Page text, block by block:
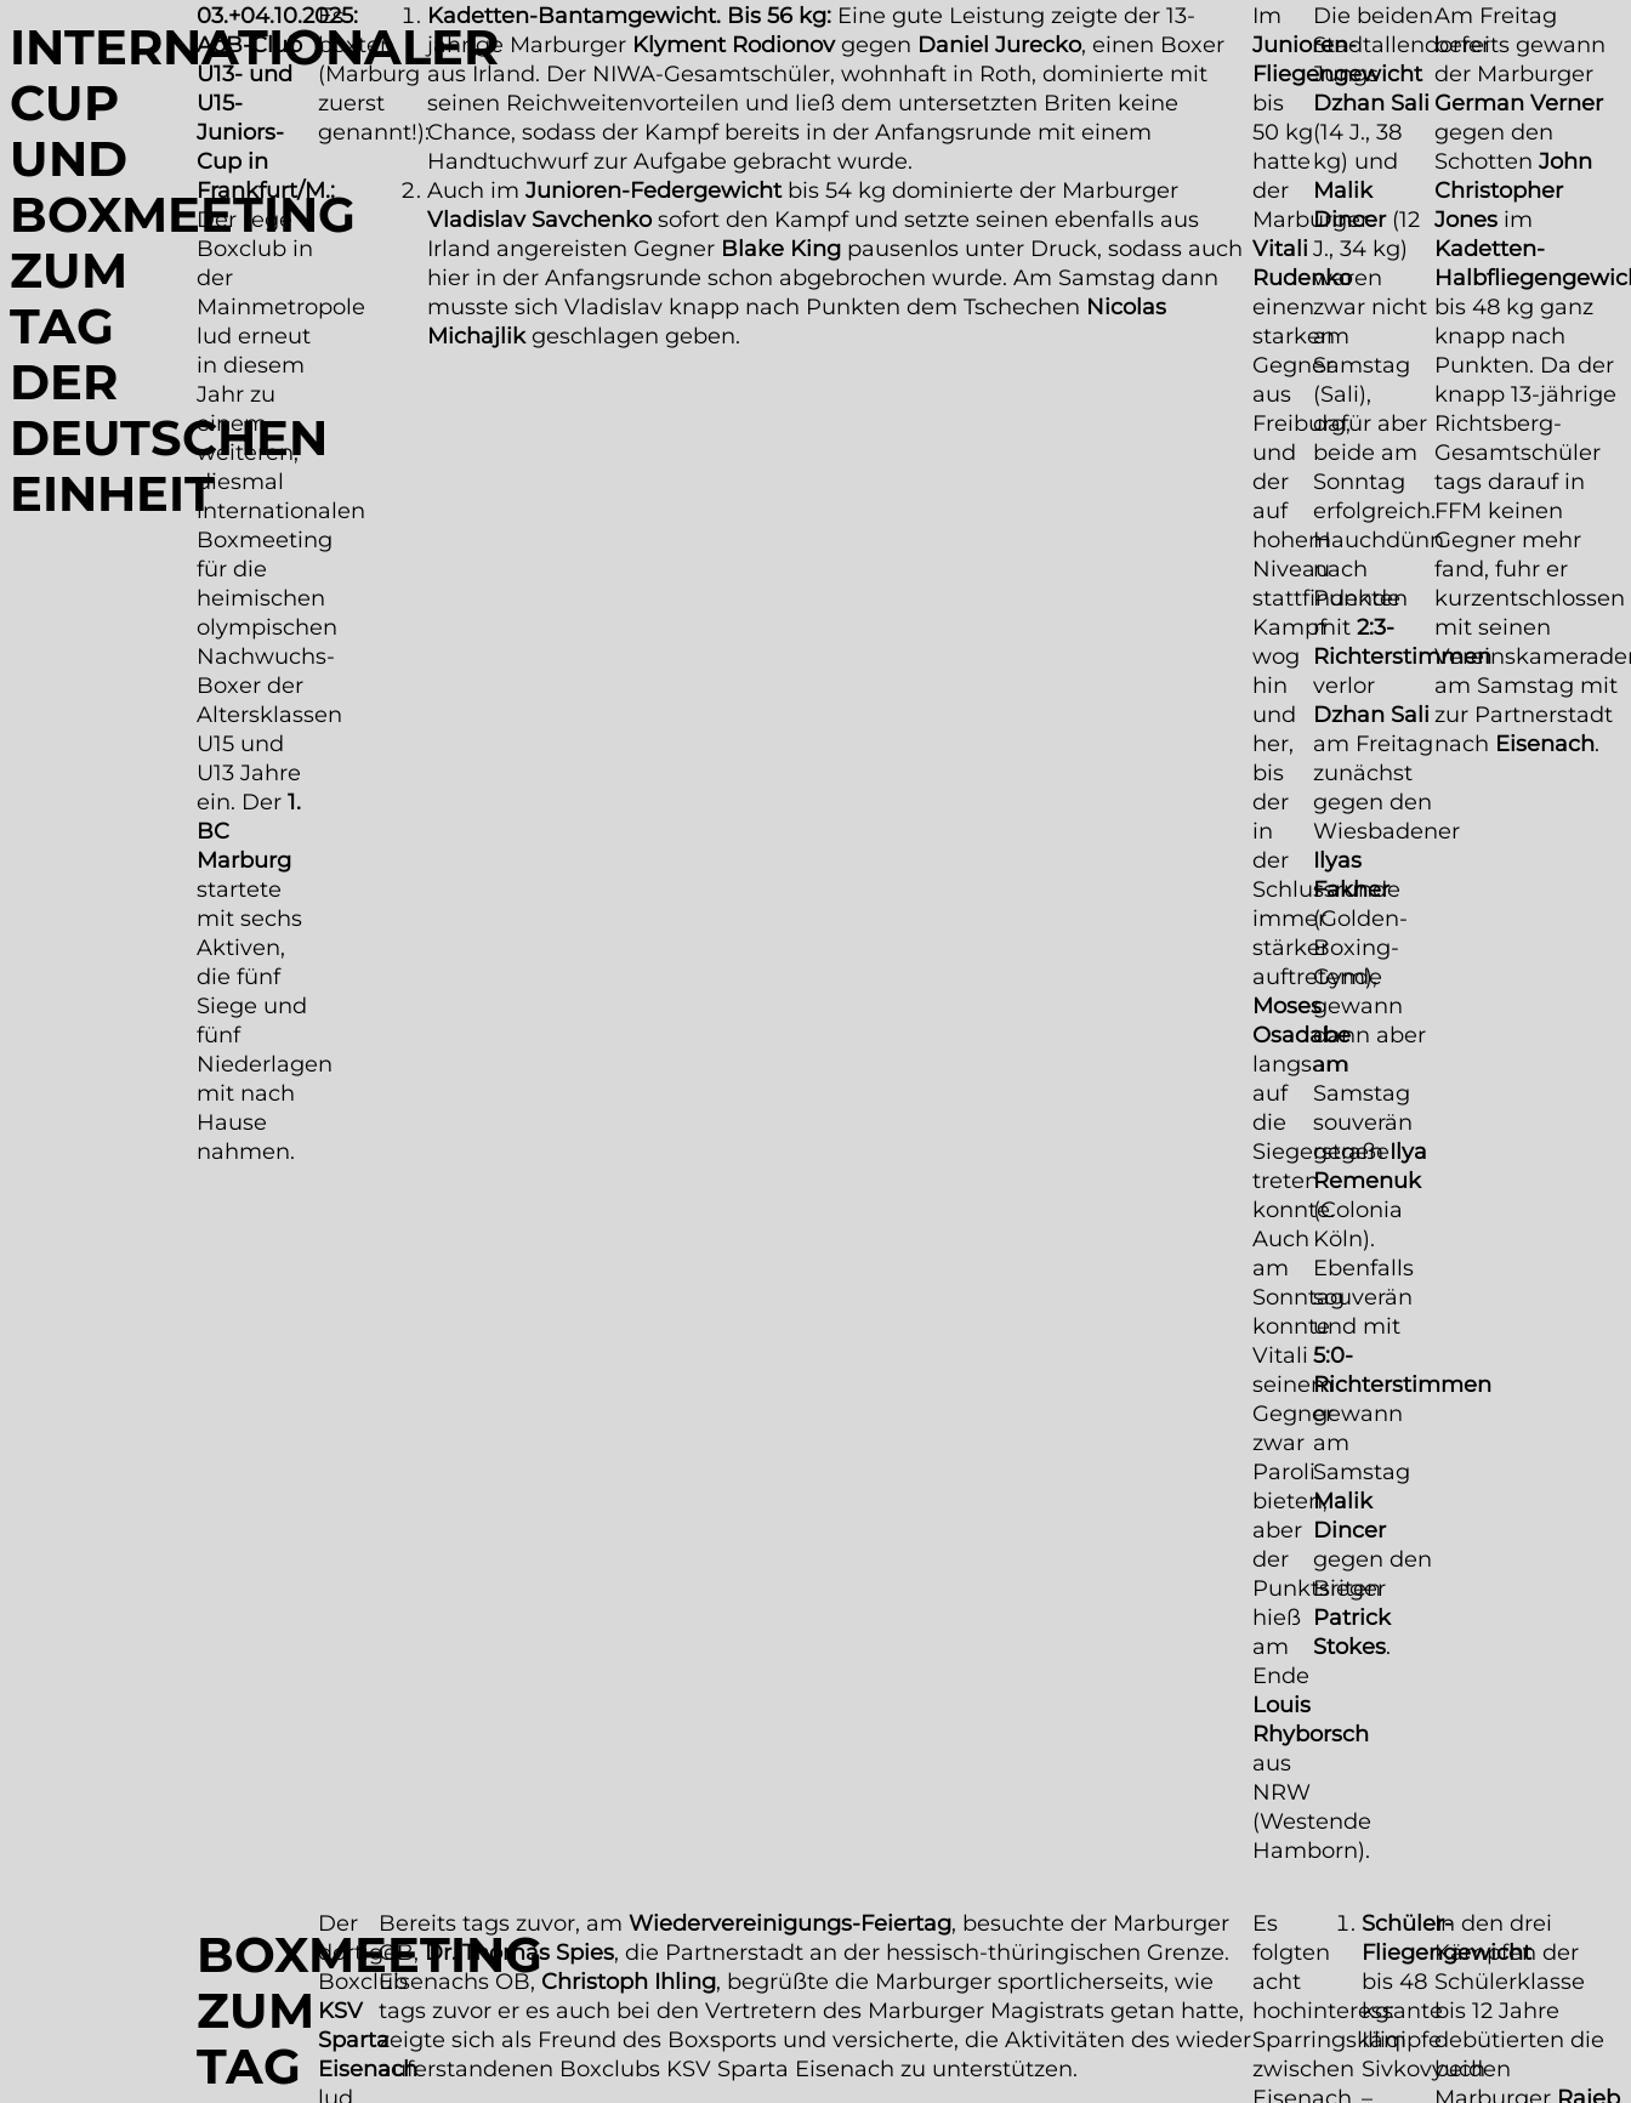
INTERNATIONALER
CUP
UND
BOXMEETING
ZUM
TAG
DER
DEUTSCHEN
EINHEIT
03.+04.10.2025:
AoB-Club
U13- und
U15-
Juniors-
Cup in
Frankfurt/M.:
Der rege
Boxclub in
der
Mainmetropole
lud erneut
in diesem
Jahr zu
einem
weiteren,
diesmal
internationalen
Boxmeeting
für die
heimischen
olympischen
Nachwuchs-
Boxer der
Altersklassen
U15 und
U13 Jahre
ein. Der 1.
BC
Marburg
startete
mit sechs
Aktiven,
die fünf
Siege und
fünf
Niederlagen
mit nach
Hause
nahmen.
Es
boxten
(Marburg
zuerst
genannt!):
Kadetten-Bantamgewicht. Bis 56 kg: Eine gute Leistung zeigte der 13-
jährige Marburger Klyment Rodionovgegen Daniel Jurecko, einen Boxer
aus Irland. Der NIWA-Gesamtschüler, wohnhaft in Roth, dominierte mit
seinen Reichweitenvorteilen und ließ dem untersetzten Briten keine
Chance, sodass der Kampf bereits in der Anfangsrunde mit einem
Handtuchwurf zur Aufgabe gebracht wurde.
Auch im Junioren-Federgewichtbis 54 kg dominierte der Marburger
Vladislav Savchenkosofort den Kampf und setzte seinen ebenfalls aus
Irland angereisten Gegner Blake King pausenlos unter Druck, sodass auch
hier in der Anfangsrunde schon abgebrochen wurde. Am Samstag dann
musste sich Vladislav knapp nach Punkten dem Tschechen Nicolas
Michajlikgeschlagen geben.
Im
Junioren-
Fliegengewicht
bis
50 kg
hatte
der
Marburger
Vitali
Rudenko
einen
starken
Gegner
aus
Freiburg,
und
der
auf
hohem
Niveau
stattfindende
Kampf
wog
hin
und
her,
bis
der
in
der
Schlussrunde
immer
stärker
auftretende
Moses
Osadabe
langsam
auf
die
Siegerstraße
treten
konnte.
Auch
am
Sonntag
konnte
Vitali
seinem
Gegner
zwar
Paroli
bieten,
aber
der
Punktsieger
hieß
am
Ende
Louis
Rhyborsch
aus
NRW
(Westende
Hamborn).
Die beiden
Stadtallendorfer
Jungs
Dzhan Sali
(14 J., 38
kg) und
Malik
Dincer(12
J., 34 kg)
waren
zwar nicht
am
Samstag
(Sali),
dafür aber
beide am
Sonntag
erfolgreich.
Hauchdünn
nach
Punkten
mit 2:3-
Richterstimmen
verlor
Dzhan Sali
am Freitag
zunächst
gegen den
Wiesbadener
Ilyas
Fakher
(Golden-
Boxing-
Gym),
gewann
dann aber
am
Samstag
souverän
gegenIlya
Remenuk
(Colonia
Köln).
Ebenfalls
souverän
und mit
5:0-
Richterstimmen
gewann
am
Samstag
Malik
Dincer
gegen den
Briten
Patrick
Stokes.
Am Freitag
bereits gewann
der Marburger
German Verner
gegen den
Schotten John
Christopher
Jones im
Kadetten-
bis 48 kg ganz
knapp nach
Punkten. Da der
knapp 13-jährige
Richtsberg-
Gesamtschüler
tags darauf in
FFM keinen
Gegner mehr
fand, fuhr er
kurzentschlossen
mit seinen
am Samstag mit
zur Partnerstadt
nach Eisenach.
BOXMEETING
ZUM
TAG
Der
dortige
Boxclub
KSV
Sparta
Eisenach
Bereits tags zuvor, am Wiedervereinigungs-Feiertag, besuchte der Marburger
OB,Dr. Thomas Spies, die Partnerstadt an der hessisch-thüringischen Grenze.
Eisenachs OB, Christoph Ihling, begrüßte die Marburger sportlicherseits, wie
tags zuvor er es auch bei den Vertretern des Marburger Magistrats getan hatte,
zeigte sich als Freund des Boxsports und versicherte, die Aktivitäten des wieder
auferstandenen Boxclubs KSV Sparta Eisenach zu unterstützen.
Es
folgten
acht
hochinteressante
Sparringskämpfe
zwischen
Schüler-
Fliegengewicht
bis 48
kg:
Illiqi
Sivkovyuch
In den drei
Kämpfen der
Schülerklasse
bis 12 Jahre
debütierten die
beiden